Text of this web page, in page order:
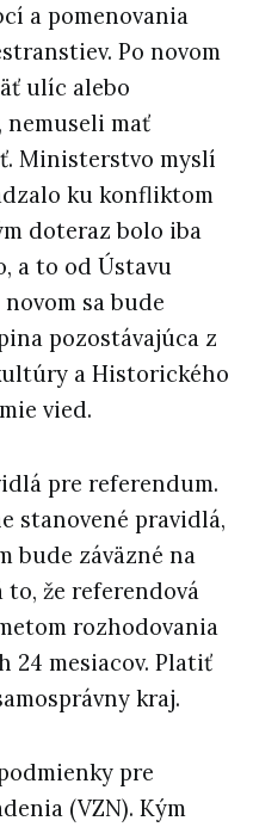
a pomenovania
Po novom
ulíc alebo
mať
Ministerstvo myslí
ku konfliktom
doteraz bolo iba
a to od Ústavu
sa bude
pozostávajúca z
a Historického
vied.
pre referendum.
stanovené pravidlá,
bude záväzné na
to, že referendová
rozhodovania
24 mesiacov. Platiť
kraj.
pre
(VZN). Kým